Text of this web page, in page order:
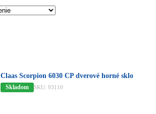
Claas Scorpion 6030 CP dverové horné sklo
Skladom SKU: 93110